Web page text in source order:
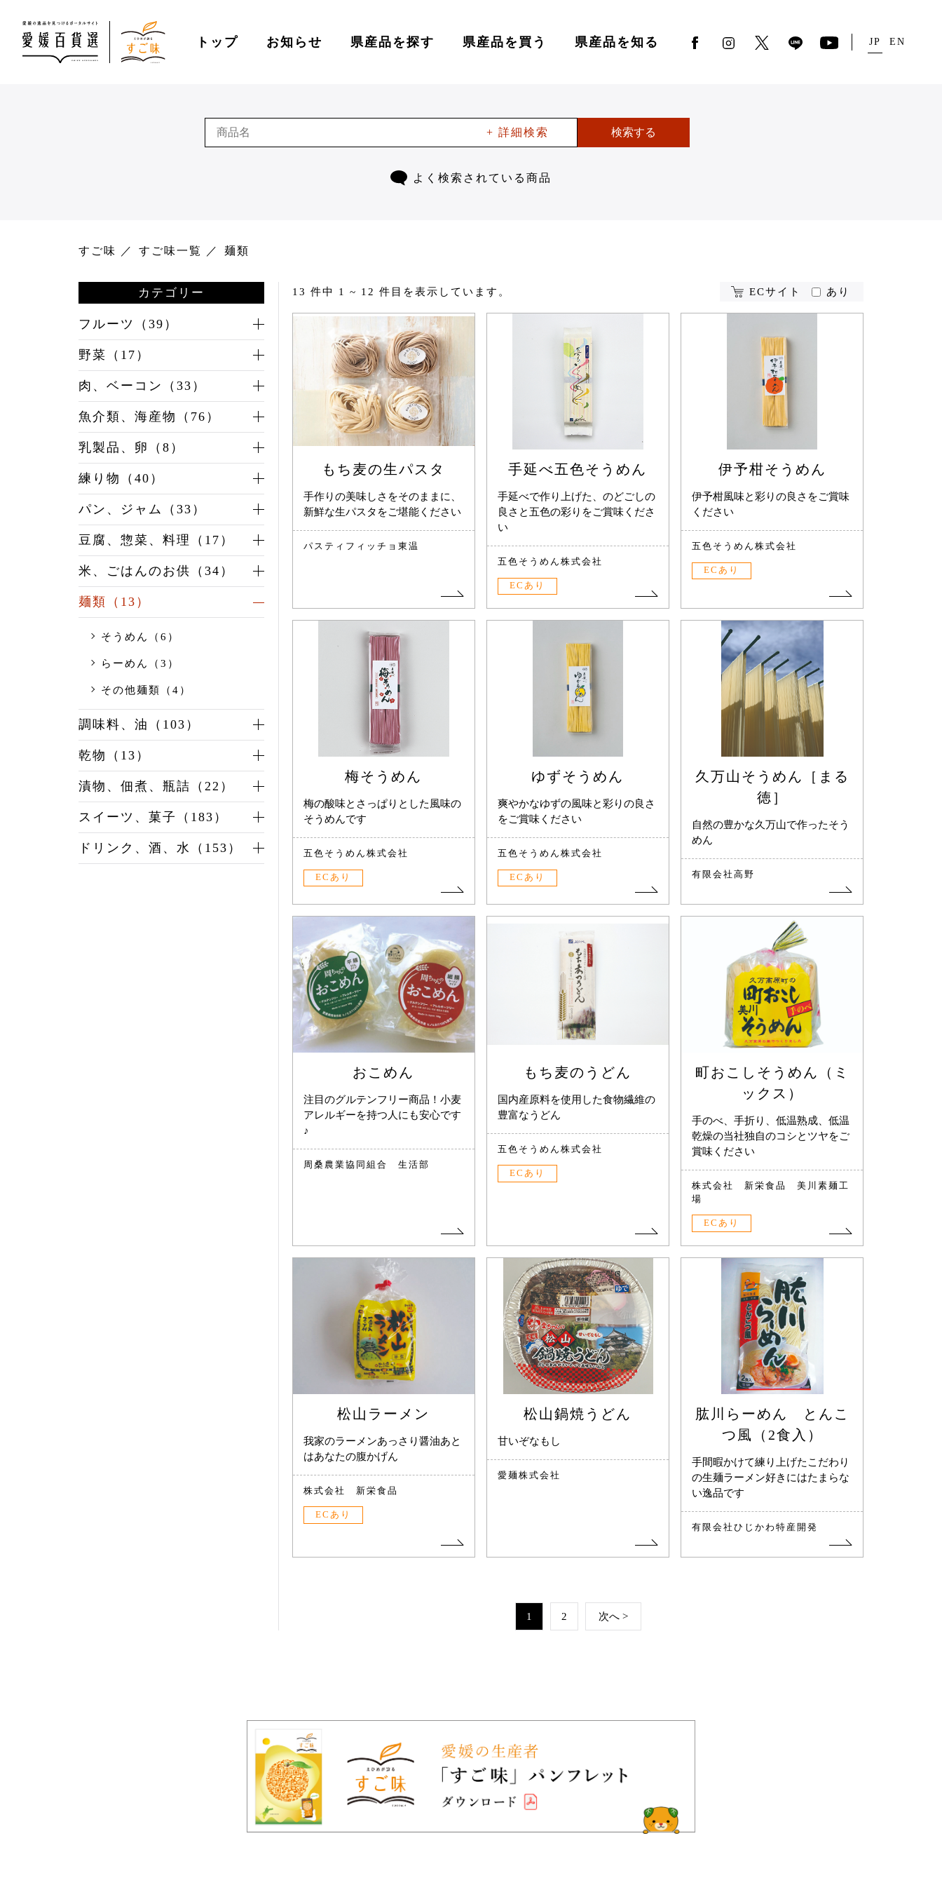
トップ お知らせ 県産品を探す 県産品を買う 県産品を知る JP EN
+ 詳細検索 検索する
よく検索されている商品
すご味 すご味一覧 麺類
13 件中 1 ~ 12 件目を表示しています。 ECサイト あり
もち麦の生パスタ
手作りの美味しさをそのままに、
新鮮な生パスタをご堪能ください
パスティフィッチョ東温
手延べ五色そうめん
手延べで作り上げた、のどごしの
良さと五色の彩りをご賞味くださ
い
五色そうめん株式会社
ECあり
伊予柑そうめん
伊予柑風味と彩りの良さをご賞味
ください
五色そうめん株式会社
ECあり
梅そうめん
梅の酸味とさっぱりとした風味の
そうめんです
五色そうめん株式会社
ECあり
ゆずそうめん
爽やかなゆずの風味と彩りの良さ
をご賞味ください
五色そうめん株式会社
ECあり
久万山そうめん［まる
徳］
自然の豊かな久万山で作ったそう
めん
有限会社高野
おこめん
注目のグルテンフリー商品！小麦
アレルギーを持つ人にも安心です
♪
周桑農業協同組合 生活部
もち麦のうどん
国内産原料を使用した食物繊維の
豊富なうどん
五色そうめん株式会社
ECあり
町おこしそうめん（ミ
ックス）
手のべ、手折り、低温熟成、低温
乾燥の当社独自のコシとツヤをご
賞味ください
株式会社 新栄食品 美川素麺工
場
ECあり
松山ラーメン
我家のラーメンあっさり醤油あと
はあなたの腹かげん
株式会社 新栄食品
ECあり
松山鍋焼うどん
甘いぞなもし
愛麺株式会社
肱川らーめん とんこ
つ風（2食入）
手間暇かけて練り上げたこだわり
の生麺ラーメン好きにはたまらな
い逸品です
有限会社ひじかわ特産開発
1 2 次へ >
カテゴリー
フルーツ（39）
野菜（17）
肉、ベーコン（33）
魚介類、海産物（76）
乳製品、卵（8）
練り物（40）
パン、ジャム（33）
豆腐、惣菜、料理（17）
米、ごはんのお供（34）
麺類（13）
そうめん（6）
らーめん（3）
その他麺類（4）
調味料、油（103）
乾物（13）
漬物、佃煮、瓶詰（22）
スイーツ、菓子（183）
ドリンク、酒、水（153）